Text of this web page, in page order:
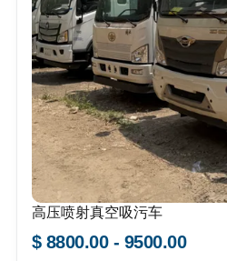
高压喷射真空吸污车
$ 8800.00 - 9500.00